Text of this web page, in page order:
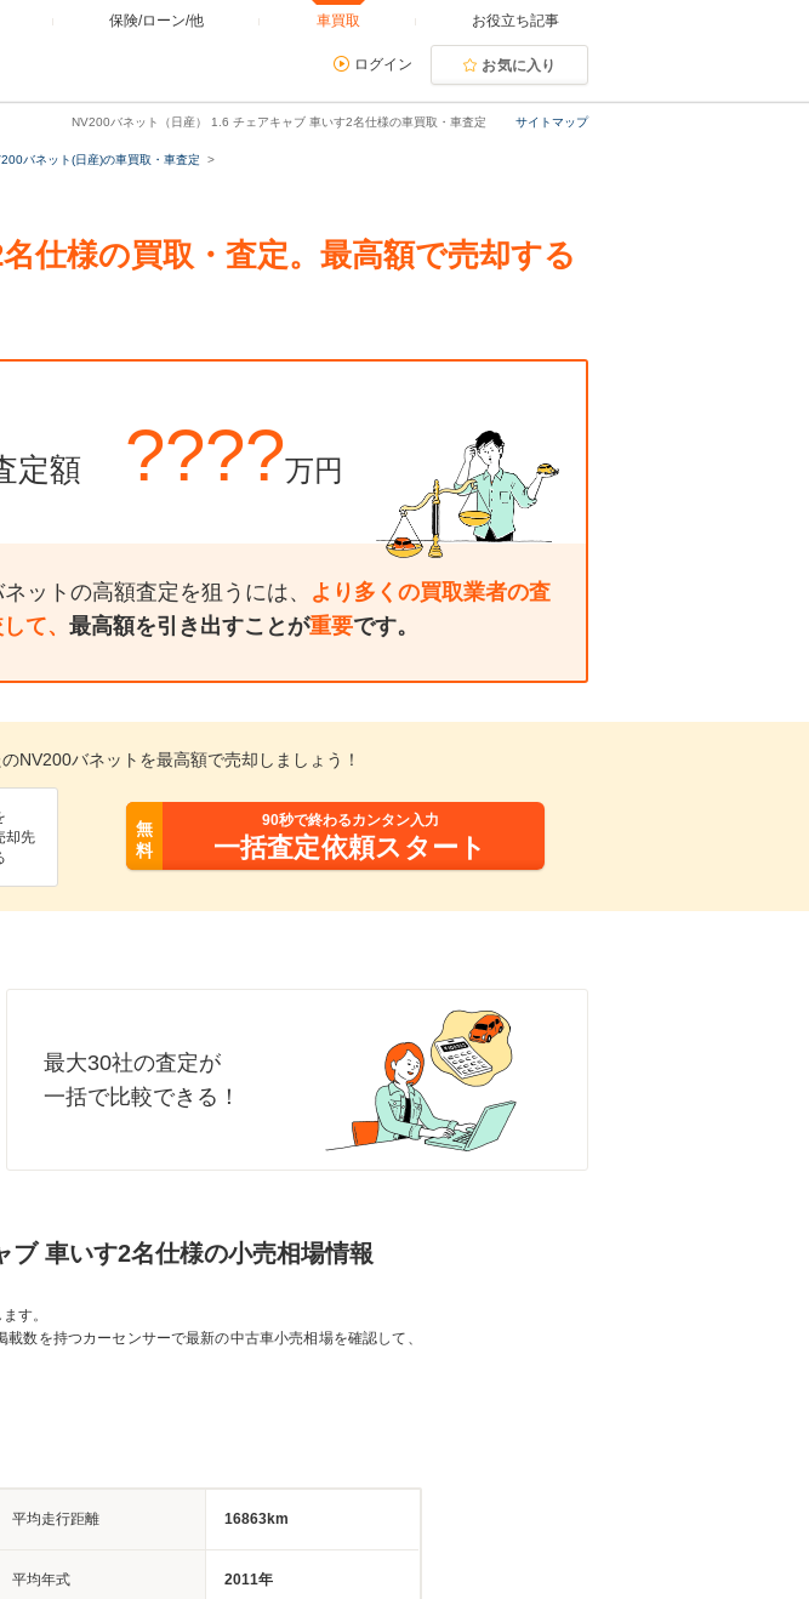
保険/ローン/他 車買取 お役立ち記事
ログイン お気に入り
サイトマップ
NV200バネット（日産） 1.6 チェアキャブ 車いす2名仕様の車買取・車査定
バネット(日産)の車買取・車査定
仕様の買取・査定。最高額で売却する
定額 ????万円
ットの高額査定を狙うには、 より多くの買取業者の査
て、 最高額を引き出すことが重要です。
NV200バネットを最高額で売却しましょう！
却先
無
料
90秒で終わるカンタン入力
一括査定依頼スタート
最大30社の査定が
一括で比較できる！
ブ 車いす2名仕様の小売相場情報
す。
数を持つカーセンサーで最新の中古車小売相場を確認して、
平均走行距離 16863km
平均年式 2011年